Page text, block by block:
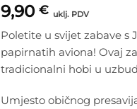
9,90 € uklj. PDV
Poletite u svijet zabave s
papirnatih aviona! Ovaj
tradicionalni hobi u
Umjesto običnog